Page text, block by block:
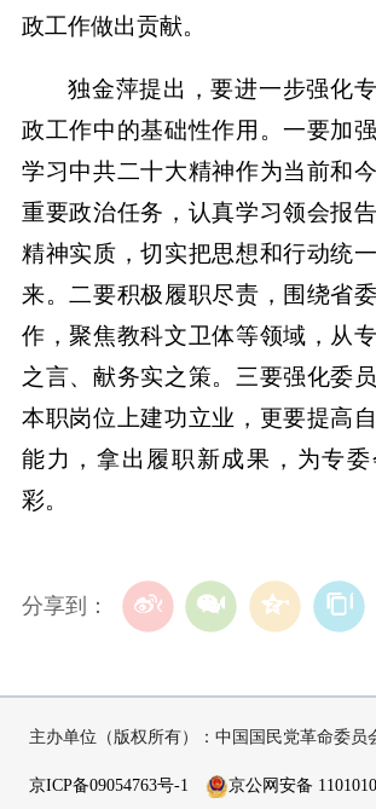
政工作做出贡献。
独金萍提出，要进一步强化
政工作中的基础性作用。一要加
学习中共二十大精神作为当前和
重要政治任务，认真学习领会报
精神实质，切实把思想和行动统
来。二要积极履职尽责，围绕省
作，聚焦教科文卫体等领域，从
之言、献务实之策。三要强化委
本职岗位上建功立业，更要提高
能力，拿出履职新成果，为专
彩。
分享到：
主办单位（版权所有）：中国国民党革命委员
京ICP备09054763号-1 京公网安备